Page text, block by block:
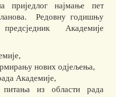
приједлог најмање пет
Редовну годишњу
Академије
нових одјељења,
Академије,
питања из области рада